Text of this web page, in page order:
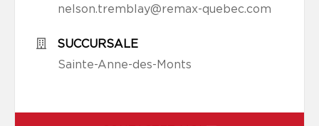
nelson.tremblay@remax-quebec.com
SUCCURSALE
Sainte-Anne-des-Monts